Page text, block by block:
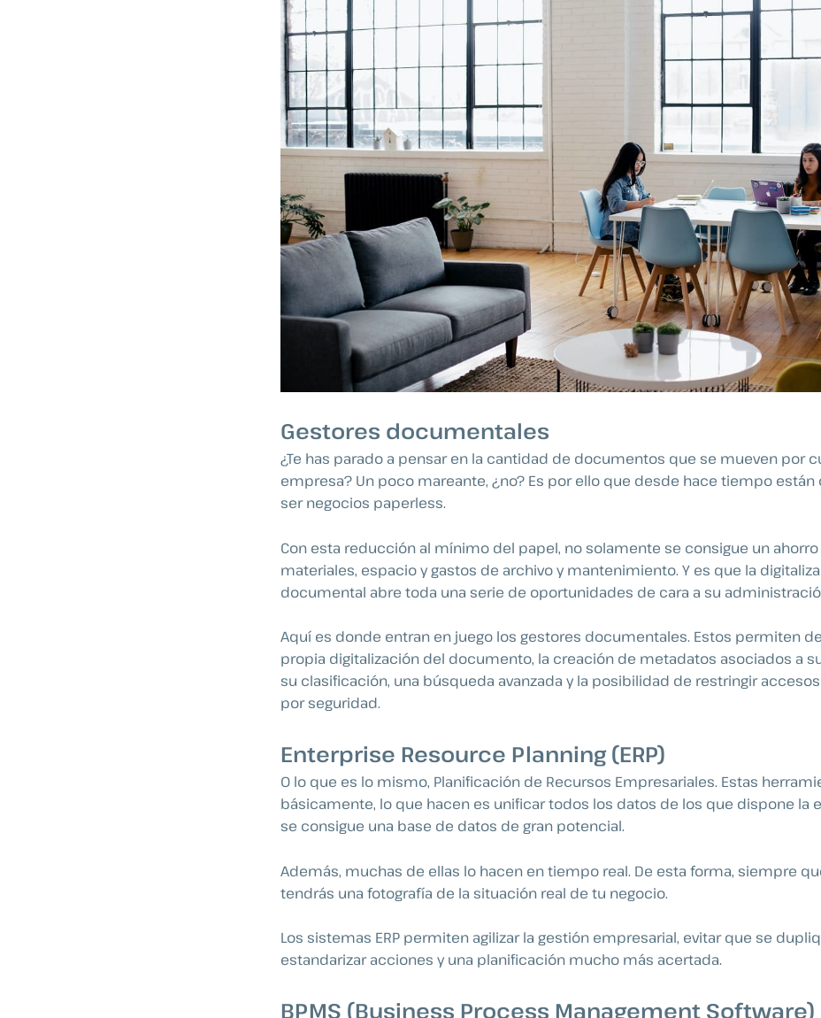
Gestores documentales
¿Te has parado a pensar en la cantidad de documentos que se mueven por
empresa? Un poco mareante, ¿no? Es por ello que desde hace tiempo
ser negocios paperless.
Con esta reducción al mínimo del papel, no solamente se consigue un
materiales, espacio y gastos de archivo y mantenimiento. Y es que la
documental abre toda una serie de oportunidades de cara a su
Aquí es donde entran en juego los gestores documentales. Estos permiten
propia digitalización del documento, la creación de metadatos asociados a
su clasificación, una búsqueda avanzada y la posibilidad de restringir accesos
por seguridad.
Enterprise Resource Planning (ERP)
O lo que es lo mismo, Planificación de Recursos Empresariales. Estas
básicamente, lo que hacen es unificar todos los datos de los que dispone la
se consigue una base de datos de gran potencial.
Además, muchas de ellas lo hacen en tiempo real. De esta forma, siempre
tendrás una fotografía de la situación real de tu negocio.
Los sistemas ERP permiten agilizar la gestión empresarial, evitar que se
estandarizar acciones y una planificación mucho más acertada.
BPMS (Business Process Management Software)